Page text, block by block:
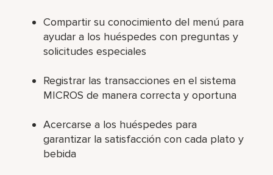
Compartir su conocimiento del menú para
ayudar a los huéspedes con preguntas y
solicitudes especiales
Registrar las transacciones en el sistema
MICROS de manera correcta y oportuna
Acercarse a los huéspedes para
garantizar la satisfacción con cada plato y
bebida